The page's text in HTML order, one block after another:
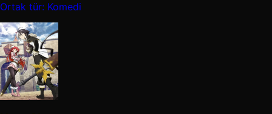
Ortak tür: Komedi